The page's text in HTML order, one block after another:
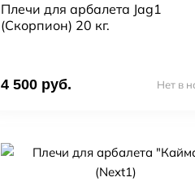
Плечи для арбалета Jag1
(Скорпион) 20 кг.
4 500 руб. Нет в